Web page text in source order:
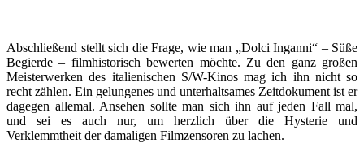
Abschließend stellt sich die Frage, wie man „Dolci Inganni“ – Süße
Begierde – filmhistorisch bewerten möchte. Zu den ganz großen
Meisterwerken des italienischen S/W-Kinos mag ich ihn nicht so
recht zählen. Ein gelungenes und unterhaltsames Zeitdokument ist er
dagegen allemal. Ansehen sollte man sich ihn auf jeden Fall mal,
und sei es auch nur, um herzlich über die Hysterie und
Verklemmtheit der damaligen Filmzensoren zu lachen.